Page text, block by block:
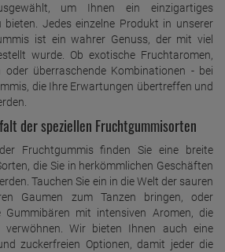
um Ihnen ein einzigartiges
bieten. Jedes einzelne Produkt in unserer
ist ein wahrer Genuss, der mit viel
wurde. Ob exotische Fruchtaromen,
oder überraschende Kombinationen - bei
die Ihre Erwartungen übertreffen und
der speziellen Fruchtgummisorten
Fruchtgummis finden Sie eine breite
die Sie in herkömmlichen Geschäften
Tauchen Sie ein in die Welt der sauren
Gaumen zum Tanzen bringen, oder
Gummibären mit intensiven Aromen, die
verwöhnen. Wir bieten Ihnen auch eine
zuckerfreien Optionen, damit jeder die